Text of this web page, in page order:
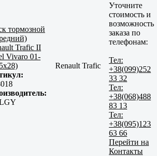
тормозной
Trafic II
Vivaro 01-
Renault Trafic
Уточните
стоимость и
возможность
заказа по
телефонам:
Тел:
+38(099)252
33 32
Тел:
+38(068)488
83 13
Тел:
+38(095)123
63 66
Перейти на
Контакты